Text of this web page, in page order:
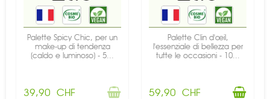
Palette Spicy Chic, per un
make-up di tendenza
(caldo e luminoso) - 5...
39,90 CHF
Palette Clin d'œil,
l'essenziale di bellezza per
tutte le occasioni - 10...
59,90 CHF